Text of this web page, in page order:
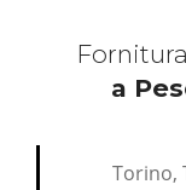
a
Torino,